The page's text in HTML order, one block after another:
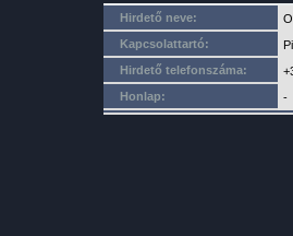
Hirdető neve:
Kapcsolattartó:
Hirdető telefonszáma:
Honlap:
-